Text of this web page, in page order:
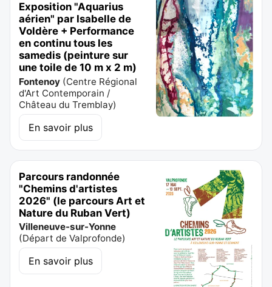
Exposition "Aquarius
aérien" par Isabelle de
Voldère + Performance
en continu tous les
samedis (peinture sur
une toile de 10 m x 2 m)
Fontenoy (Centre Régional
d'Art Contemporain /
Château du Tremblay)
En savoir plus
Parcours randonnée
"Chemins d'artistes
2026" (le parcours Art et
Nature du Ruban Vert)
Villeneuve-sur-Yonne
(Départ de Valprofonde)
En savoir plus